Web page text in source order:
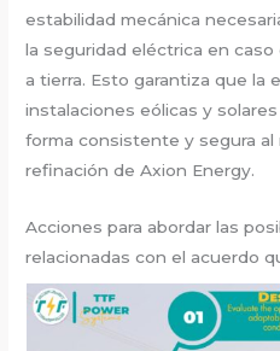
estabilidad mecánica
la seguridad eléctrica en
a tierra. Esto garantiza que la
instalaciones eólicas y
forma consistente y segura
refinación de Axion Energy.
Acciones para abordar las
relacionadas con el acuerdo